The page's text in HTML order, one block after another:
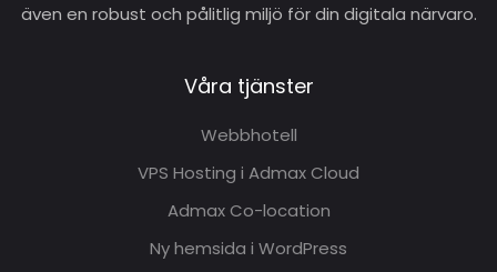
även en robust och pålitlig miljö för din digitala närvaro.
Våra tjänster
Webbhotell
VPS Hosting i Admax Cloud
Admax Co-location
Ny hemsida i WordPress